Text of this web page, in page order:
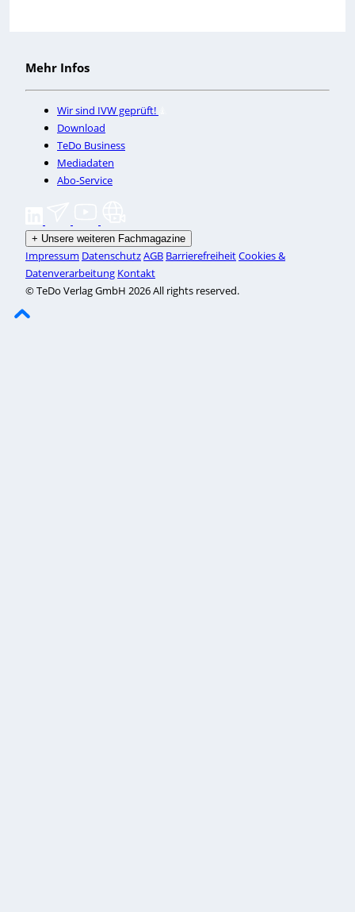
Mehr Infos
Wir sind IVW geprüft!
Download
TeDo Business
Mediadaten
Abo-Service
+ Unsere weiteren Fachmagazine
Impressum DatenschutzAGB BarrierefreiheitCookies &
Datenverarbeitung Kontakt
© TeDo Verlag GmbH 2026 All rights reserved.